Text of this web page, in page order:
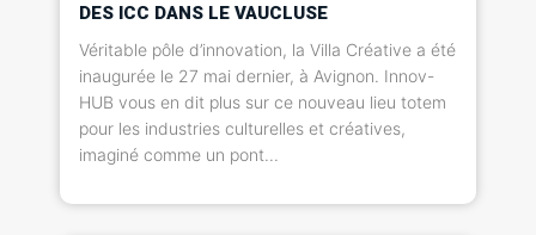
DES ICC DANS LE VAUCLUSE
Véritable pôle d’innovation, la Villa Créative a été
inaugurée le 27 mai dernier, à Avignon. Innov-
HUB vous en dit plus sur ce nouveau lieu totem
pour les industries culturelles et créatives,
imaginé comme un pont...